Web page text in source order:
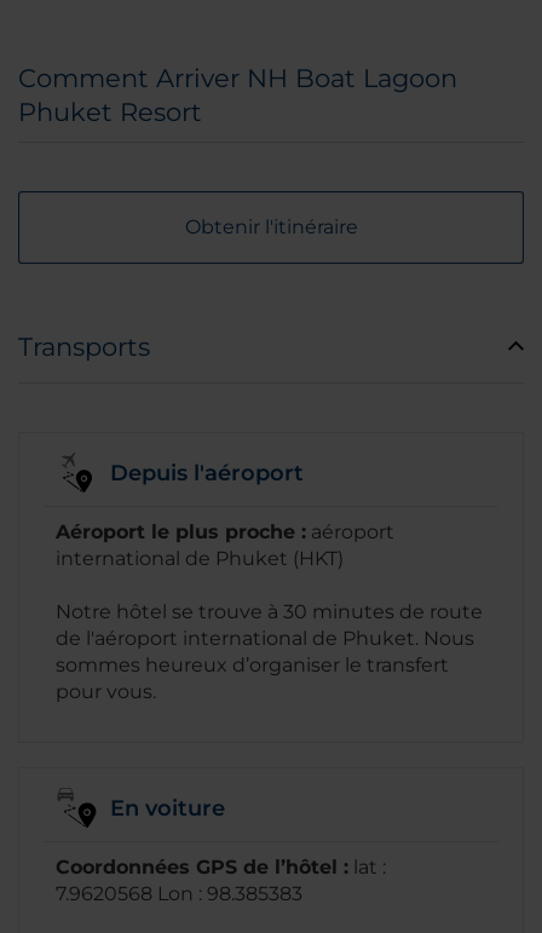
Comment Arriver NH Boat Lagoon
Phuket Resort
Obtenir l'itinéraire
Transports
Depuis l'aéroport
Aéroport le plus proche : aéroport
international de Phuket (HKT)
Notre hôtel se trouve à 30 minutes de route
de l'aéroport international de Phuket. Nous
sommes heureux d’organiser le transfert
pour vous.
En voiture
Coordonnées GPS de l’hôtel : lat :
7.9620568 Lon : 98.385383